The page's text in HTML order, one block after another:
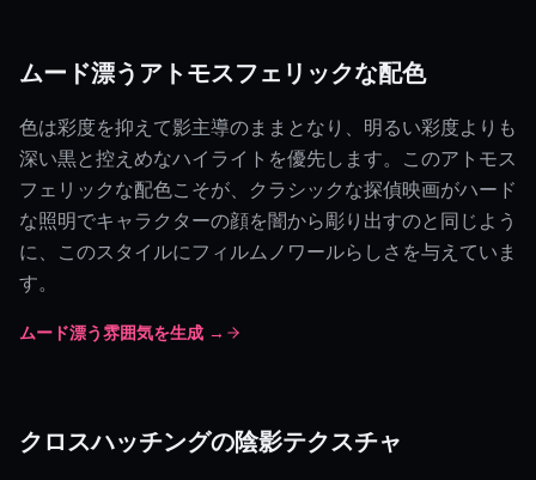
ムード漂うアトモスフェリックな配色
色は彩度を抑えて影主導のままとなり、明るい彩度よりも
深い黒と控えめなハイライトを優先します。このアトモス
フェリックな配色こそが、クラシックな探偵映画がハード
な照明でキャラクターの顔を闇から彫り出すのと同じよう
に、このスタイルにフィルムノワールらしさを与えていま
す。
ムード漂う雰囲気を生成 →
クロスハッチングの陰影テクスチャ